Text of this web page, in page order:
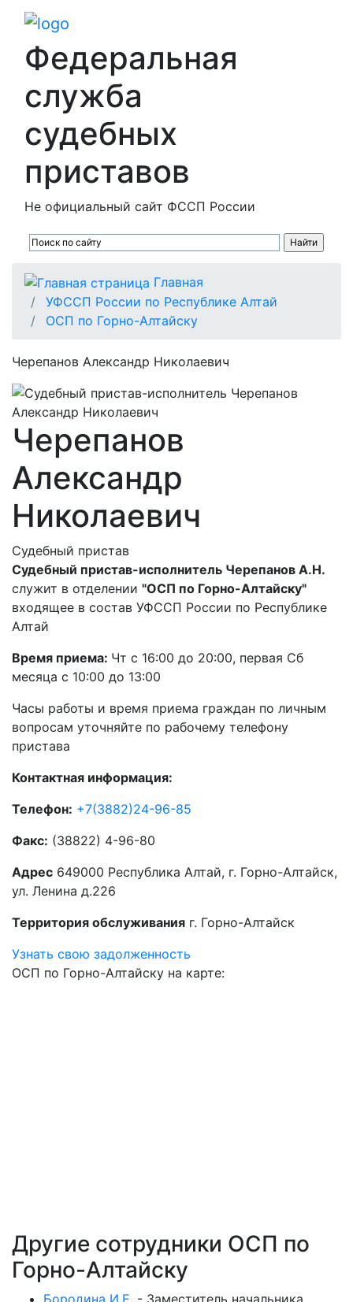
Федеральная
служба
судебных
приставов
Не официальный сайт ФССП России
Главная
УФССП России по Республике Алтай
ОСП по Горно-Алтайску
Черепанов Александр Николаевич
Черепанов
Александр
Николаевич
Судебный пристав
Судебный пристав-исполнитель Черепанов А.Н.
служит в отделении "ОСП по Горно-Алтайску"
входящее в состав УФССП России по Республике
Алтай
Время приема: Чт с 16:00 до 20:00, первая Сб
месяца с 10:00 до 13:00
Часы работы и время приема граждан по личным
вопросам уточняйте по рабочему телефону
пристава
Контактная информация:
Телефон: +7(3882)24-96-85
Факс: (38822) 4-96-80
Адрес 649000 Республика Алтай, г. Горно-Алтайск,
ул. Ленина д.226
Территория обслуживания г. Горно-Алтайск
Узнать свою задолженность
ОСП по Горно-Алтайску на карте:
Другие сотрудники ОСП по
Горно-Алтайску